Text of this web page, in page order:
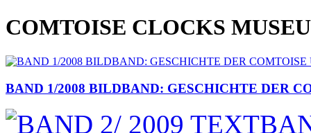
COMTOISE CLOCKS
BAND 1/2008 BILDBAND: GESCHICHTE DER